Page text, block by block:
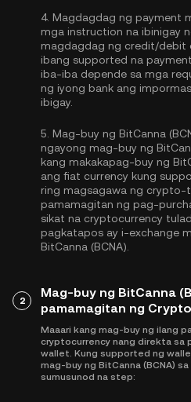
4. Magdagdag ng payment
mga instruction na ibinigay
magdagdag ng credit/debit
ibang supported na
iba-iba depende sa mga
ng iyong bank ang
ibigay.
5. Mag-buy ng BitCanna
ngayong mag-buy ng
kang makakapag-buy ng
ang fiat currency kung
ring magsagawa ng
pamamagitan ng pag-
sikat na cryptocurrency
pagkatapos ay i-exchange
BitCanna (BCNA).
2
Mag-buy ng BitCanna
pamamagitan ng
Maaari kang mag-buy ng ilang
cryptocurrency nang direkta sa
wallet. Kung supported ng
mag-buy ng BitCanna (BCNA)
sumusunod na step: